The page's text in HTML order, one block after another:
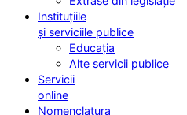
Instituțiile
și serviciile publice
Educația
Alte servicii publice
Servicii
online
Nomenclatura